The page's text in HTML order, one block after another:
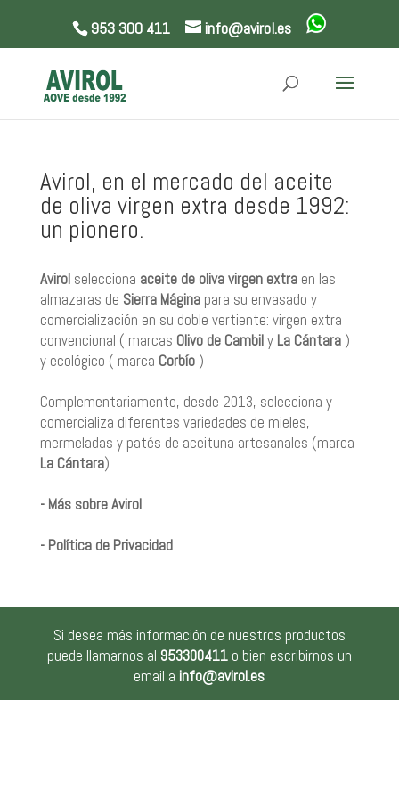
953 300 411 info@avirol.es
Avirol, en el mercado del aceite
de oliva virgen extra desde 1992:
un pionero.
Avirolselecciona aceite de oliva virgen extraen las
almazaras de Sierra Máginapara su envasado y
comercialización en su doble vertiente: virgen extra
convencional ( marcas Olivo de Cambily La Cántara)
y ecológico ( marca Corbío)
Complementariamente, desde 2013, selecciona y
comercializa diferentes variedades de mieles,
mermeladas y patés de aceituna artesanales (marca
La Cántara)
- Más sobre Avirol
- Política de Privacidad
Si desea más información de nuestros productos
puede llamarnos al 953300411o bien escribirnos un
email a info@avirol.es